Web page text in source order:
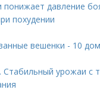
давление
похудении
вешенки - 10
Стабильный урожаи с